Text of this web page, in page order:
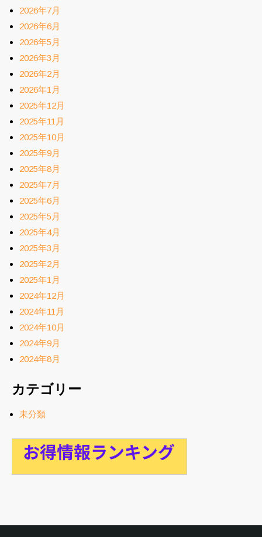
2026年7月
2026年6月
2026年5月
2026年3月
2026年2月
2026年1月
2025年12月
2025年11月
2025年10月
2025年9月
2025年8月
2025年7月
2025年6月
2025年5月
2025年4月
2025年3月
2025年2月
2025年1月
2024年12月
2024年11月
2024年10月
2024年9月
2024年8月
カテゴリー
未分類